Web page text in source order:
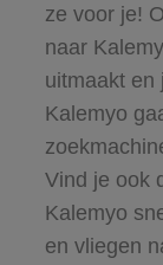
ze voor je!
naar
uitmaakt en
Kalemyo
Vind je ook
Kalemyo
en vliegen